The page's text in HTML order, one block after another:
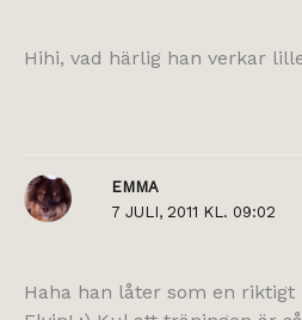
Hihi, vad härlig han verkar
EMMA
7 JULI, 2011 KL. 09:02
Haha han låter som en